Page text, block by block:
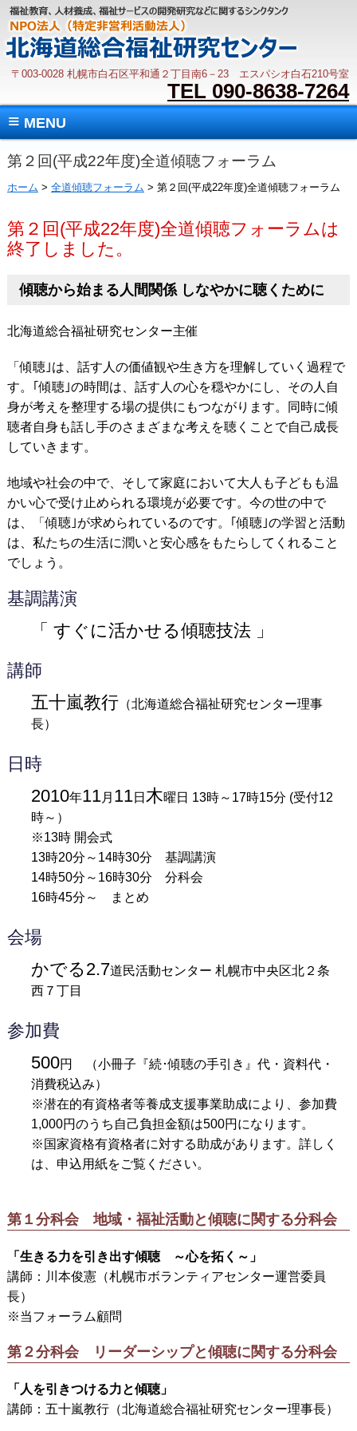
〒003-0028 札幌市白石区平和通２丁目南6－23 エスパシオ白石210号室
TEL 090-8638-7264
≡MENU
第２回(平成22年度)全道傾聴フォーラム
ホーム > 全道傾聴フォーラム > 第２回(平成22年度)全道傾聴フォーラム
第２回(平成22年度)全道傾聴フォーラムは
終了しました。
傾聴から始まる人間関係 しなやかに聴くために
北海道総合福祉研究センター主催
「傾聴｣は、話す人の価値観や生き方を理解していく過程で
す。｢傾聴｣の時間は、話す人の心を穏やかにし、その人自
身が考えを整理する場の提供にもつながります。同時に傾
聴者自身も話し手のさまざまな考えを聴くことで自己成長
していきます。
地域や社会の中で、そして家庭において大人も子どもも温
かい心で受け止められる環境が必要です。今の世の中で
は、「傾聴｣が求められているのです。｢傾聴｣の学習と活動
は、私たちの生活に潤いと安心感をもたらしてくれること
でしょう。
基調講演
「 すぐに活かせる傾聴技法 」
講師
五十嵐教行（北海道総合福祉研究センター理事
長）
日時
2010年11月 11日 木曜日 13時～17時15分 (受付12
時～）
※13時 開会式
13時20分～14時30分 基調講演
14時50分～16時30分 分科会
16時45分～ まとめ
会場
かでる2.7道民活動センター 札幌市中央区北２条
西７丁目
参加費
500円 （小冊子『続･傾聴の手引き』代・資料代・
消費税込み）
※潜在的有資格者等養成支援事業助成により、参加費
1,000円のうち自己負担金額は500円になります。
※国家資格有資格者に対する助成があります。詳しく
は、申込用紙をご覧ください。
第１分科会 地域・福祉活動と傾聴に関する分科会
「生きる力を引き出す傾聴 ～心を拓く～」
講師：川本俊憲（札幌市ボランティアセンター運営委員
長）
※当フォーラム顧問
第２分科会 リーダーシップと傾聴に関する分科会
「人を引きつける力と傾聴」
講師：五十嵐教行（北海道総合福祉研究センター理事長）